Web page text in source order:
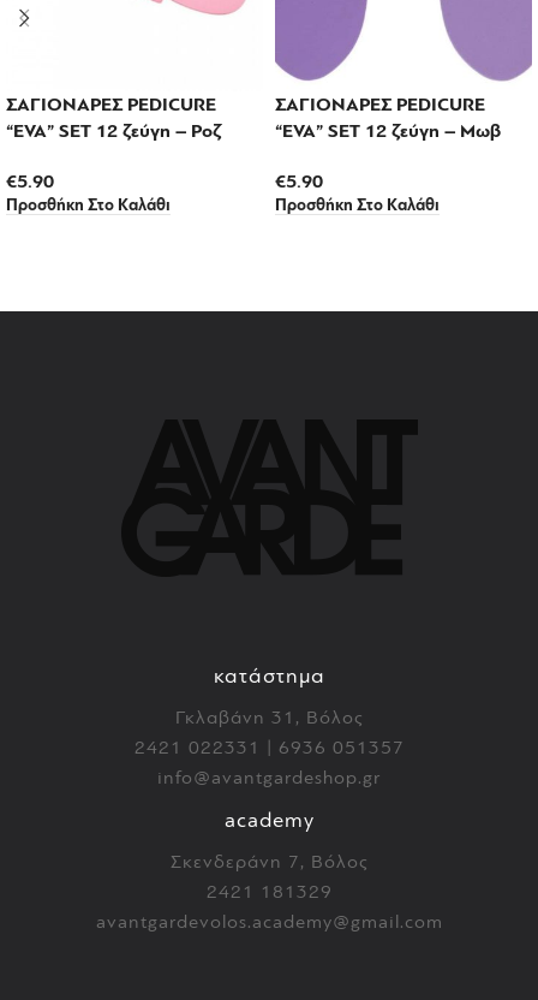
ΣΑΓΙΟΝΑΡΕΣ PEDICURE
“EVA” SET 12 ζεύγη – Ροζ
€5.90
Προσθήκη Στο Καλάθι
ΣΑΓΙΟΝΑΡΕΣ PEDICURE
“EVA” SET 12 ζεύγη – Μωβ
€5.90
Προσθήκη Στο Καλάθι
κατάστημα
Γκλαβάνη 31, Βόλος
2421 022331 | 6936 051357
info@avantgardeshop.gr
academy
Σκενδεράνη 7, Βόλος
2421 181329
avantgardevolos.academy@gmail.com